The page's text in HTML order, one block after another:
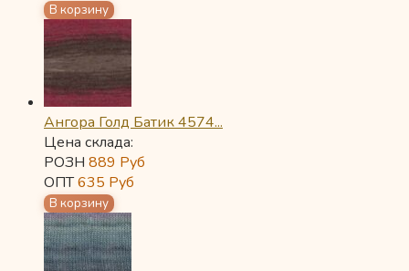
Ангора Голд Батик 4574...
Цена склада:
РОЗН 889 Руб
ОПТ635 Руб